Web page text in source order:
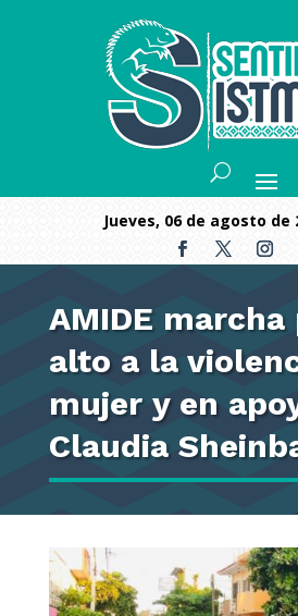
jueves, 06 de agosto de
AMIDE
alto a la
mujer y en
Claudia